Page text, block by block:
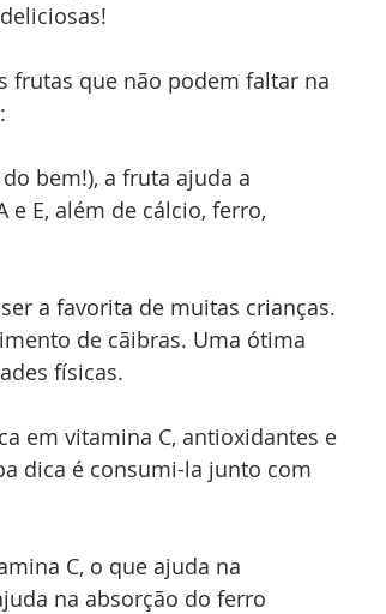
frutas que não podem faltar na
bem!), a fruta ajuda a
E, além de cálcio, ferro,
a favorita de muitas crianças.
de cãibras. Uma ótima
físicas.
em vitamina C, antioxidantes e
dica é consumi-la junto com
C, o que ajuda na
na absorção do ferro